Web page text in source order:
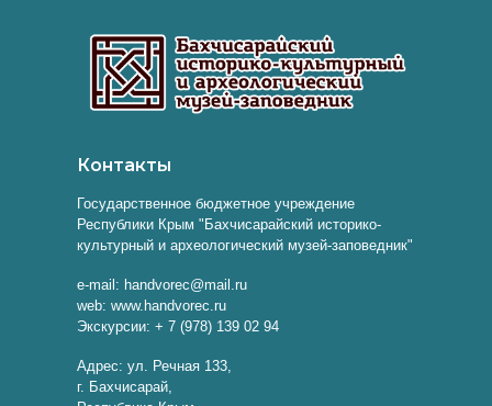
Контакты
Государственное бюджетное учреждение
Республики Крым "Бахчисарайский историко-
культурный и археологический музей-заповедник"
e-mail: handvorec@mail.ru
web: www.handvorec.ru
Экскурсии: + 7 (978) 139 02 94
Адрес: ул. Речная 133,
г. Бахчисарай,